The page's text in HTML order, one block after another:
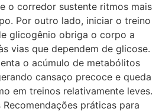
o corredor sustente ritmos mais
Por outro lado, iniciar o treino
glicogênio obriga o corpo a
vias que dependem de glicose.
o acúmulo de metabólitos
cansaço precoce e queda
em treinos relativamente leves.
práticas para